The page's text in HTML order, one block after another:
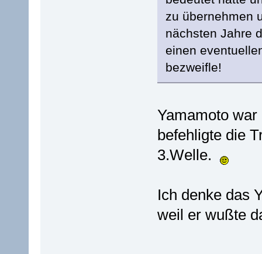
zu übernehmen
nächsten Jahre
einen
bezweifle!
Yamamoto
befehligte die
3.Welle.
Ich denke das
weil er wußte